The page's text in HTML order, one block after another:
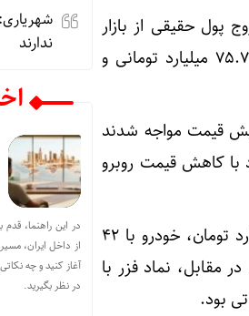
پول حقیقی از بازار
سهام ۵۸۳ میلیارد تومان ثبت شد. همچنین صندوق‌های سهامی شاهد خروج ۷۵.۷ میلیارد تومانی و
۱۰ درصد از نمادها با افزایش قیمت مواجه شدند
مثبت بود و در مقابل حدود ۹۰ درصد نمادها معادل ۵۹۴ نماد با کاهش قیمت روبرو
بیشترین خروج پول حقیقی از نمادهای معاملاتی مربوط به وشهر با ۵۳.۷ میلیارد تومان، خودرو با ۴۲
با ۱۹.۴ میلیارد تومان بود. در مقابل، نماد فزر با
شهریاری:
ندارند
در این راهنما،
از داخل ایران،
آغاز کنید و چه
در نظر بگیرید.